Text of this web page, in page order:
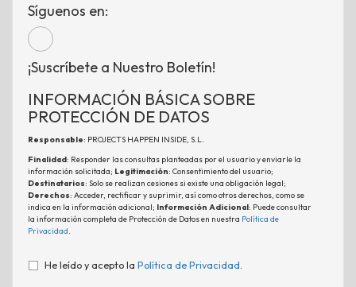
Síguenos en:
¡Suscríbete a Nuestro Boletín!
INFORMACIÓN BÁSICA SOBRE
PROTECCIÓN DE DATOS
Responsable: PROJECTS HAPPEN INSIDE, S.L.
Finalidad: Responder las consultas planteadas por el usuario y enviarle la
información solicitada; Legitimación: Consentimiento del usuario;
Destinatarios: Solo se realizan cesiones si existe una obligación legal;
Derechos: Acceder, rectificar y suprimir, así como otros derechos, como se
indica en la información adicional; Información Adicional: Puede consultar
la información completa de Protección de Datos en nuestra Política de
Privacidad.
He leído y acepto la Política de Privacidad